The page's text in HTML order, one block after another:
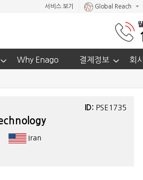
서비스 보기 Global Reach
Why Enago 결제정보 회
ID: PSE1735
Iran